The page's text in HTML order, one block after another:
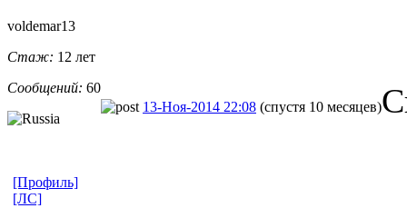
voldemar13
Стаж: 12 лет
Сообщений: 60
13-Ноя-2014 22:08 (спустя 10 месяцев)
[Профиль]
[ЛС]